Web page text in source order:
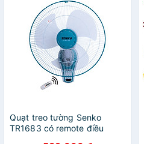
Quạt treo tường Senko
TR1683 có remote điều